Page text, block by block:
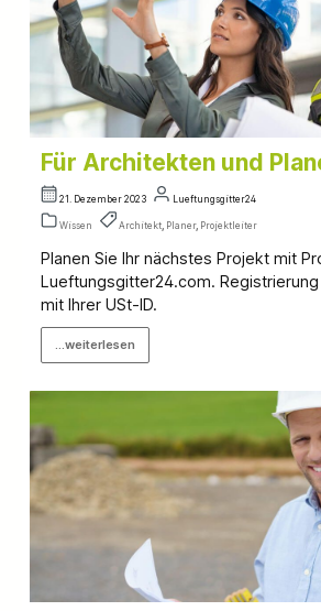
Für Architekten und
21. Dezember 2023 Lueftungsgitter24
Wissen Architekt, Planer, Projektleiter
Planen Sie Ihr nächstes Projekt mit
Lueftungsgitter24.com.
mit Ihrer USt-ID.
...weiterlesen